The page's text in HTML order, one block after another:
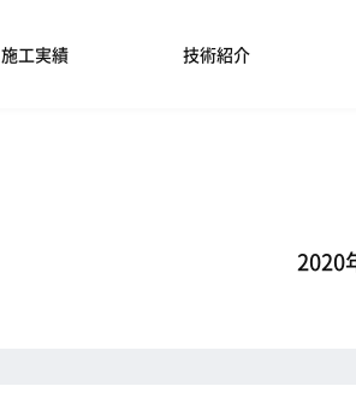
施工実績 技術紹介
2020